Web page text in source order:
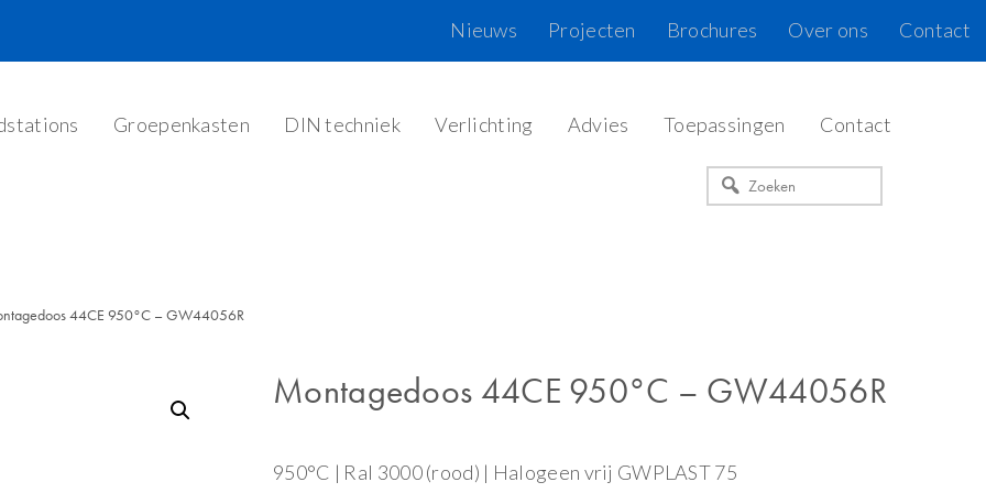
Contact
Over ons
Brochures
Projecten
Nieuws
Groepenkasten DIN techniek Verlichting Advies Toepassingen Contact
Zoeken
44CE 950°C – GW44056R
Montagedoos 44CE 950°C – GW44056R
950°C | Ral 3000 (rood) | Halogeen vrij GWPLAST 75